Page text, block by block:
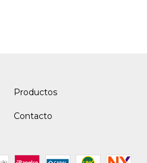
Productos
Contacto